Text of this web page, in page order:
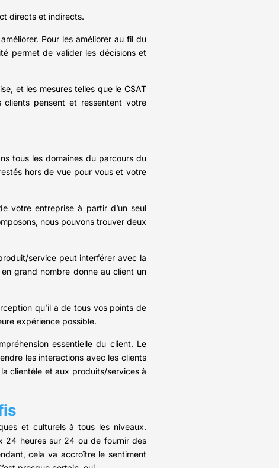
directs et indirects.
Pour les améliorer au fil du
permet de valider les décisions et
et les mesures telles que le CSAT
pensent et ressentent votre
tous les domaines du parcours du
hors de vue pour vous et votre
votre entreprise à partir d’un seul
nous pouvons trouver deux
service peut interférer avec la
grand nombre donne au client un
qu’il a de tous vos points de
expérience possible.
essentielle du client. Le
les interactions avec les clients
clientèle et aux produits/services à
et culturels à tous les niveaux.
24 heures sur 24 ou de fournir des
cela va accroître le sentiment